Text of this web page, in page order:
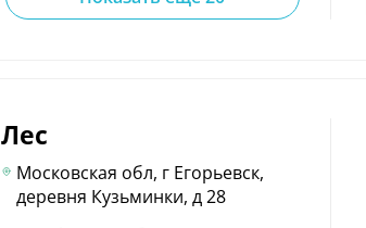
Лес
Московская обл, г Егорьевск,
деревня Кузьминки, д 28